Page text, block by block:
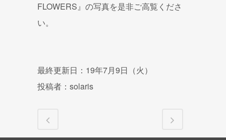
FLOWERS』の写真を是非ご高覧くださ
い。
最終更新日：19年7月9日（火）
投稿者：solaris